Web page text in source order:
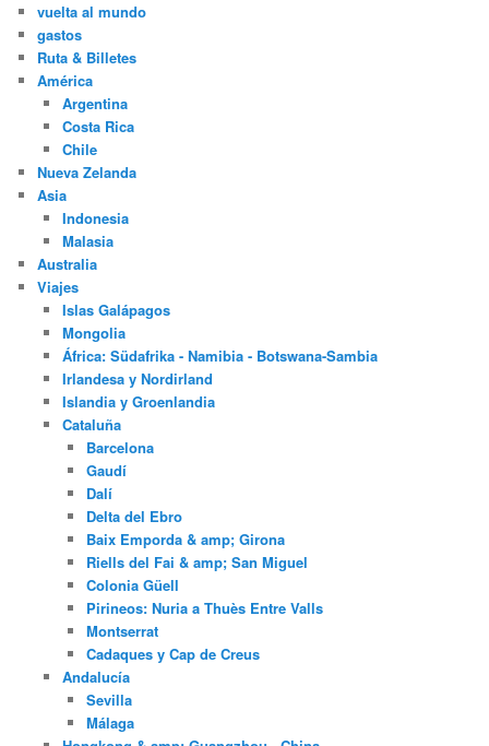
vuelta al mundo
gastos
Ruta & Billetes
América
Argentina
Costa Rica
Chile
Nueva Zelanda
Asia
Indonesia
Malasia
Australia
Viajes
Islas Galápagos
Mongolia
África: Südafrika - Namibia - Botswana-Sambia
Irlandesa y Nordirland
Islandia y Groenlandia
Cataluña
Barcelona
Gaudí
Dalí
Delta del Ebro
Baix Emporda & amp; Girona
Riells del Fai & amp; San Miguel
Colonia Güell
Pirineos: Nuria a Thuès Entre Valls
Montserrat
Cadaques y Cap de Creus
Andalucía
Sevilla
Málaga